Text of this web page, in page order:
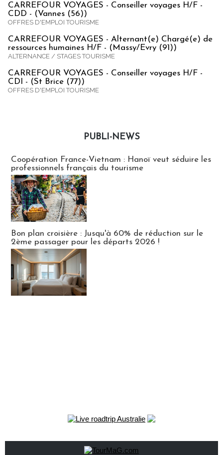
CARREFOUR VOYAGES - Conseiller voyages H/F -
CDD - (Vannes (56))
OFFRES D'EMPLOI TOURISME
CARREFOUR VOYAGES - Alternant(e) Chargé(e) de
ressources humaines H/F - (Massy/Evry (91))
ALTERNANCE / STAGES TOURISME
CARREFOUR VOYAGES - Conseiller voyages H/F -
CDI - (St Brice (77))
OFFRES D'EMPLOI TOURISME
PUBLI-NEWS
Coopération France-Vietnam : Hanoï veut séduire les
professionnels français du tourisme
Bon plan croisière : Jusqu'à 60% de réduction sur le
2ème passager pour les départs 2026 !